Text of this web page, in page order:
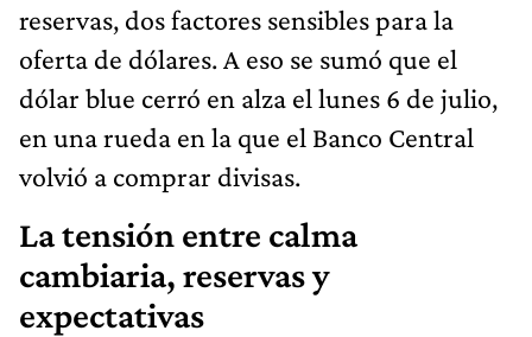
reservas, dos factores sensibles para la
oferta de dólares. A eso se sumó que el
dólar blue cerró en alza el lunes 6 de julio,
en una rueda en la que el Banco Central
volvió a comprar divisas.
La tensión entre calma
cambiaria, reservas y
expectativas